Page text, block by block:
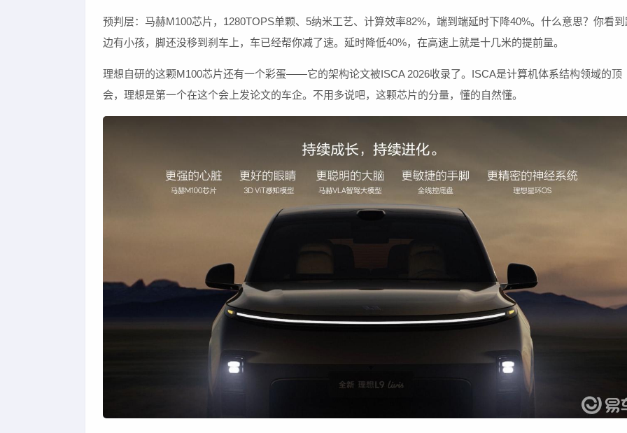
预判层：马赫M100芯片，1280TOPS单颗、5纳米工艺、计算效率82%，端到端延时下降40%。什么意思？你看到
边有小孩，脚还没移到刹车上，车已经帮你减了速。延时降低40%，在高速上就是十几米的提前量。
理想自研的这颗M100芯片还有一个彩蛋——它的架构论文被ISCA 2026收录了。ISCA是计算机体系结构领域的顶
会，理想是第一个在这个会上发论文的车企。不用多说吧，这颗芯片的分量，懂的自然懂。